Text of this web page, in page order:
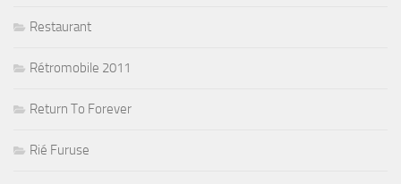
Restaurant
Rétromobile 2011
Return To Forever
Rié Furuse